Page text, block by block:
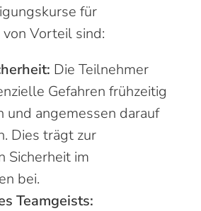
für
Vorteil sind:
Die Teilnehmer
Gefahren frühzeitig
und angemessen darauf
Dies trägt zur
Sicherheit im
bei.
Teamgeists: